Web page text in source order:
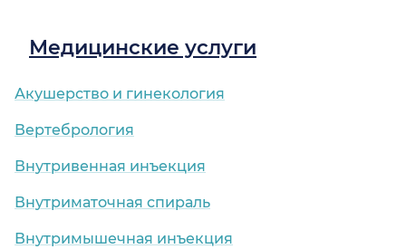
Медицинские услуги
Акушерство и гинекология
Вертебрология
Внутривенная инъекция
Внутриматочная спираль
Внутримышечная инъекция